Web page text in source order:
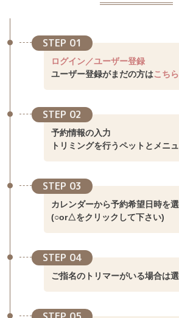
STEP 01
ログイン／ユーザー登録
ユーザー登録がまだの方はこちら
STEP 02
予約情報の入力
トリミングを行うペットとメニ
STEP 03
カレンダーから予約希望日時を
(○or△をクリックして下さい)
STEP 04
ご指名のトリマーがいる場合は